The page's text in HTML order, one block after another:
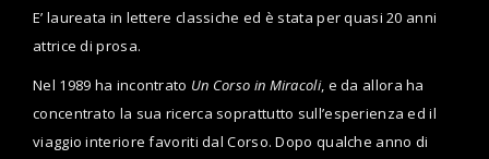
E’ laureata in lettere classiche ed è stata per quasi 20 anni
attrice di prosa.
Nel 1989 ha incontrato Un Corso in Miracoli, e da allora ha
concentrato la sua ricerca soprattutto sull’esperienza ed il
viaggio interiore favoriti dal Corso. Dopo qualche anno di